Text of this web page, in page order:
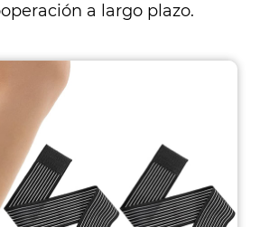
a largo plazo.